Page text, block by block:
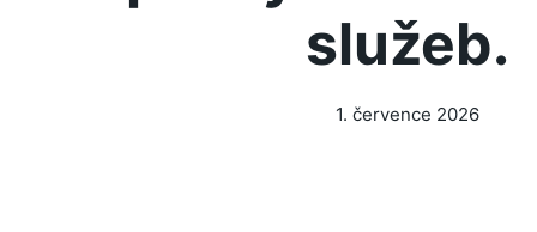
služeb.
1. července 2026